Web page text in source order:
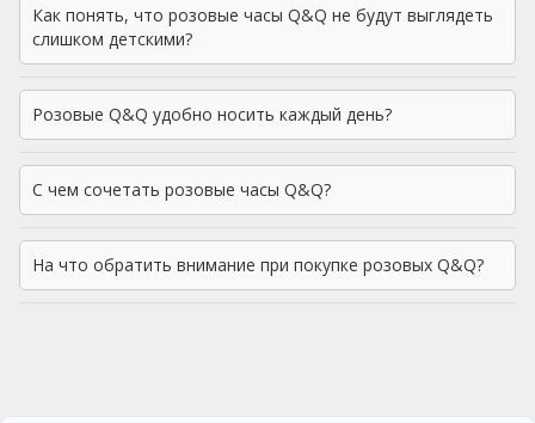
Как понять, что розовые часы Q&Q не будут выглядеть
слишком детскими?
Розовые Q&Q удобно носить каждый день?
С чем сочетать розовые часы Q&Q?
На что обратить внимание при покупке розовых Q&Q?